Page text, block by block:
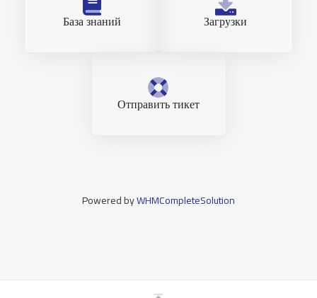
База знаний Загрузки
Отправить тикет
Powered byWHMCompleteSolution